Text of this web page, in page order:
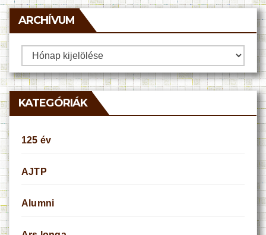
ARCHÍVUM
Archívum
KATEGÓRIÁK
125 év
AJTP
Alumni